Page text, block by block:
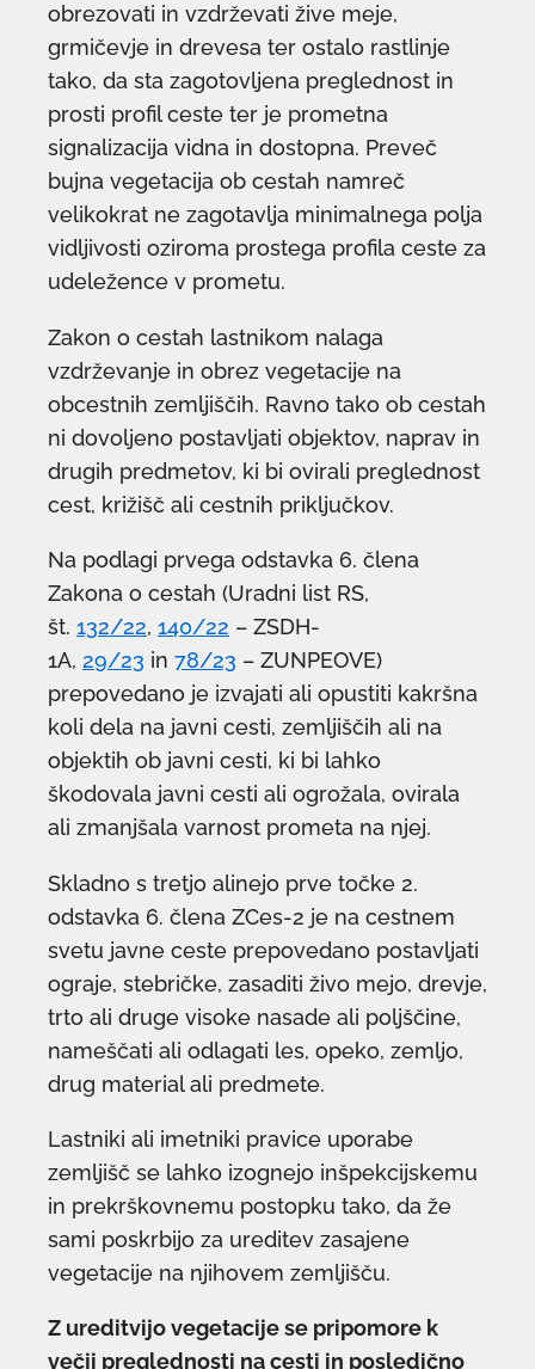
obrezovati in vzdrževati žive meje,
grmičevje in drevesa ter ostalo rastlinje
tako, da sta zagotovljena preglednost in
prosti profil ceste ter je prometna
signalizacija vidna in dostopna. Preveč
bujna vegetacija ob cestah namreč
velikokrat ne zagotavlja minimalnega polja
vidljivosti oziroma prostega profila ceste za
udeležence v prometu.
Zakon o cestah lastnikom nalaga
vzdrževanje in obrez vegetacije na
obcestnih zemljiščih. Ravno tako ob cestah
ni dovoljeno postavljati objektov, naprav in
drugih predmetov, ki bi ovirali preglednost
cest, križišč ali cestnih priključkov.
Na podlagi prvega odstavka 6. člena
Zakona o cestah (Uradni list RS,
št. 132/22, 140/22 – ZSDH-
1A, 29/23 in 78/23 – ZUNPEOVE)
prepovedano je izvajati ali opustiti kakršna
koli dela na javni cesti, zemljiščih ali na
objektih ob javni cesti, ki bi lahko
škodovala javni cesti ali ogrožala, ovirala
ali zmanjšala varnost prometa na njej.
Skladno s tretjo alinejo prve točke 2.
odstavka 6. člena ZCes-2 je na cestnem
svetu javne ceste prepovedano postavljati
ograje, stebričke, zasaditi živo mejo, drevje,
trto ali druge visoke nasade ali poljščine,
nameščati ali odlagati les, opeko, zemljo,
drug material ali predmete.
Lastniki ali imetniki pravice uporabe
zemljišč se lahko izognejo inšpekcijskemu
in prekrškovnemu postopku tako, da že
sami poskrbijo za ureditev zasajene
vegetacije na njihovem zemljišču.
Z ureditvijo vegetacije se pripomore k
večji preglednosti na cesti in posledično